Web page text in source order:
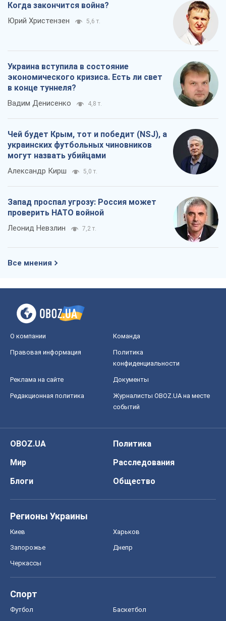
Когда закончится война?
Юрий Христензен 5,6 т.
Украина вступила в состояние
экономического кризиса. Есть ли свет
в конце туннеля?
Вадим Денисенко 4,8 т.
Чей будет Крым, тот и победит (NSJ), а
украинских футбольных чиновников
могут назвать убийцами
Александр Кирш 5,0 т.
Запад проспал угрозу: Россия может
проверить НАТО войной
Леонид Невзлин 7,2 т.
Все мнения
О компании Команда
Правовая информация
Политика
конфиденциальности
Реклама на сайте Документы
Редакционная политика
Журналисты OBOZ.UA на месте
событий
OBOZ.UA
Политика
Мир
Расследования
Блоги
Общество
Регионы Украины
Киев Харьков
Запорожье Днепр
Черкассы
Спорт
Футбол Баскетбол